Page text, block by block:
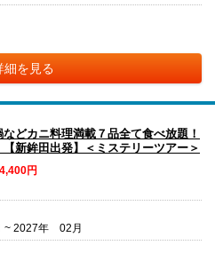
細を見る
どカニ料理満載７品全て食べ放題！
新鉾田出発】＜ミステリーツアー＞
円
2027年 02月